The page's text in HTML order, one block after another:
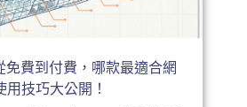
免費到付費，哪款最適合網
技巧大公開！